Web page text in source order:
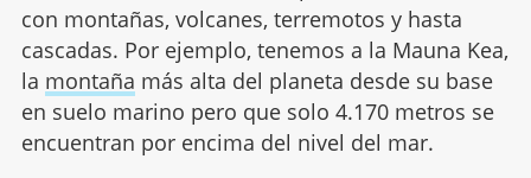
con montañas, volcanes, terremotos y hasta
cascadas. Por ejemplo, tenemos a la Mauna Kea,
la montaña más alta del planeta desde su base
en suelo marino pero que solo 4.170 metros se
encuentran por encima del nivel del mar.